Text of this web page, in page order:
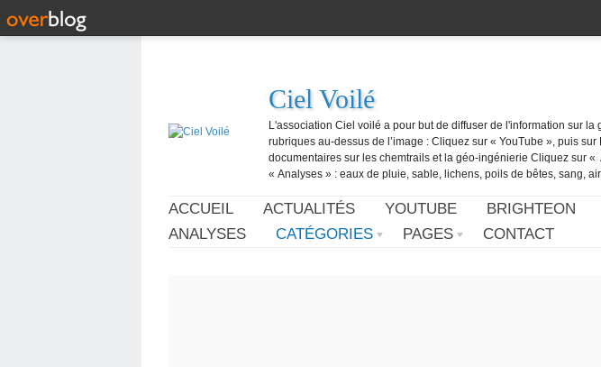
Ciel Voilé
L'association Ciel voilé a pour but de diffuser de l'information sur
rubriques au-dessus de l’image : Cliquez sur « YouTube », puis
documentaires sur les chemtrails et la géo-ingénierie Cliquez sur
« Analyses » : eaux de pluie, sable, lichens, poils de bêtes, sang,
ACCUEIL ACTUALITÉS YOUTUBE BRIGHTEON
ANALYSES
CATÉGORIES PAGES CONTACT